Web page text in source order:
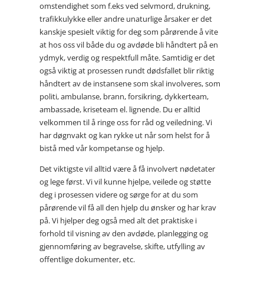
omstendighet som f.eks ved selvmord, drukning,
trafikkulykke eller andre unaturlige årsaker er det
kanskje spesielt viktig for deg som pårørende å vite
at hos oss vil både du og avdøde bli håndtert på en
ydmyk, verdig og respektfull måte. Samtidig er det
også viktig at prosessen rundt dødsfallet blir riktig
håndtert av de instansene som skal involveres, som
politi, ambulanse, brann, forsikring, dykkerteam,
ambassade, kriseteam el. lignende. Du er alltid
velkommen til å ringe oss for råd og veiledning. Vi
har døgnvakt og kan rykke ut når som helst for å
bistå med vår kompetanse og hjelp.
Det viktigste vil alltid være å få involvert nødetater
og lege først. Vi vil kunne hjelpe, veilede og støtte
deg i prosessen videre og sørge for at du som
pårørende vil få all den hjelp du ønsker og har krav
på. Vi hjelper deg også med alt det praktiske i
forhold til visning av den avdøde, planlegging og
gjennomføring av begravelse, skifte, utfylling av
offentlige dokumenter, etc.